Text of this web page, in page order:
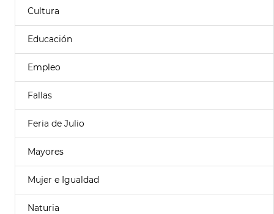
Cultura
Educación
Empleo
Fallas
Feria de Julio
Mayores
Mujer e Igualdad
Naturia